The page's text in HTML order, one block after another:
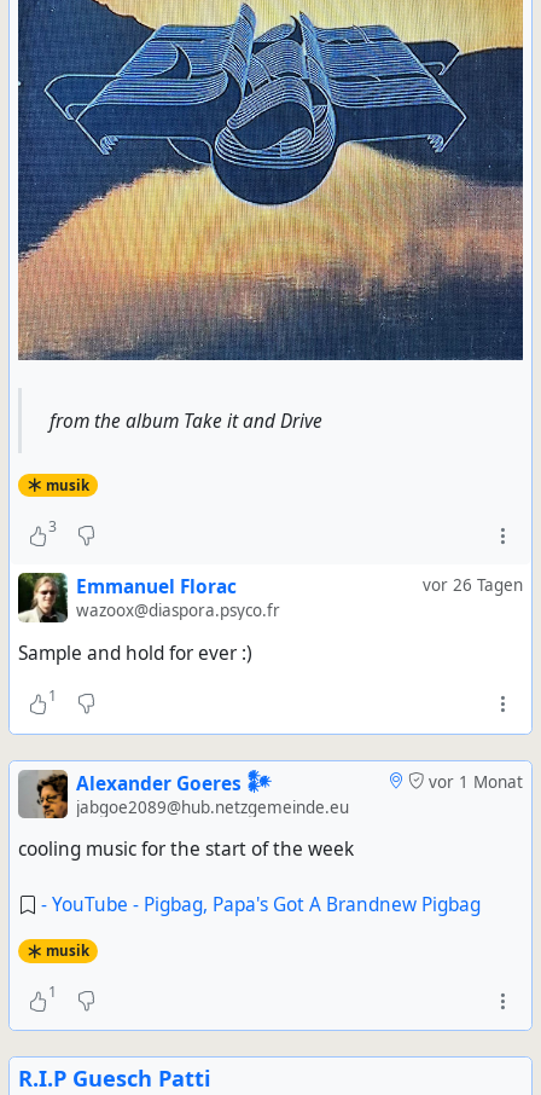
from the album Take it and Drive
musik
3
vor 26 Tagen
Emmanuel Florac
wazoox@diaspora.psyco.fr
Sample and hold for ever :)
1
vor 1 Monat
Alexander Goeres 𒀯
jabgoe2089@hub.netzgemeinde.eu
cooling music for the start of the week
- YouTube - Pigbag, Papa's Got A Brandnew Pigbag
musik
1
R.I.P Guesch Patti